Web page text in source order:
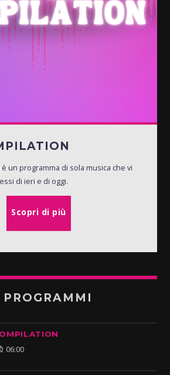
un programma di sola musica che vi
di ieri e di oggi.
Scopri di più
06:00